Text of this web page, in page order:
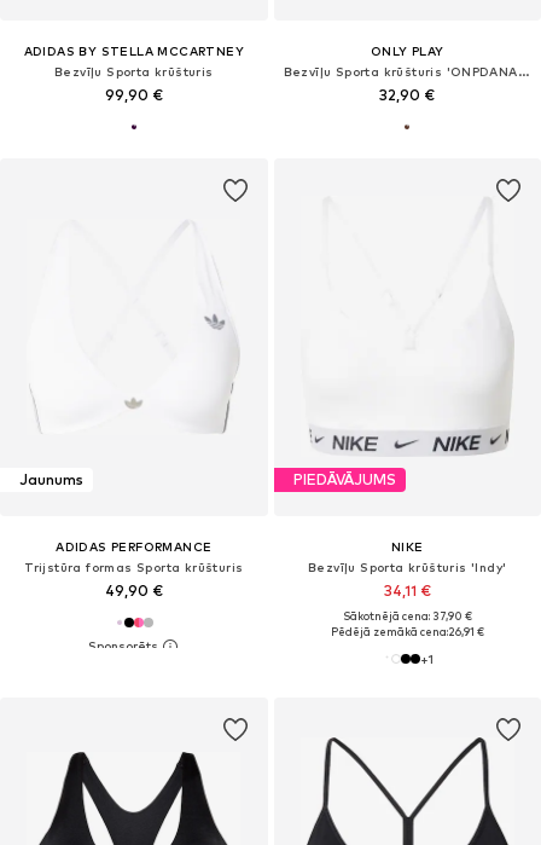
ADIDAS BY STELLA MCCARTNEY
Bezvīļu Sporta krūšturis
99,90 €
ONLY PLAY
Bezvīļu Sporta krūšturis 'ONPDANA-2'
32,90 €
Jaunums
ADIDAS PERFORMANCE
Trijstūra formas Sporta krūšturis
49,90 €
PIEDĀVĀJUMS
NIKE
Bezvīļu Sporta krūšturis 'Indy'
34,11 €
Sākotnējā cena: 37,90 €
Pēdējā zemākā cena:26,91 €
+1